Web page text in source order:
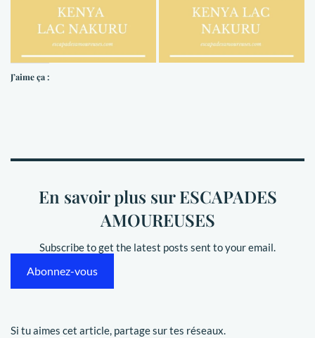
J’aime ça :
En savoir plus sur ESCAPADES
AMOUREUSES
Subscribe to get the latest posts sent to your email.
Abonnez-vous
Si tu aimes cet article, partage sur tes réseaux.